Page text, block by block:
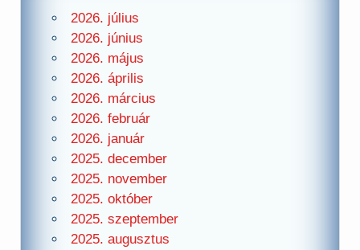
2026. július
2026. június
2026. május
2026. április
2026. március
2026. február
2026. január
2025. december
2025. november
2025. október
2025. szeptember
2025. augusztus